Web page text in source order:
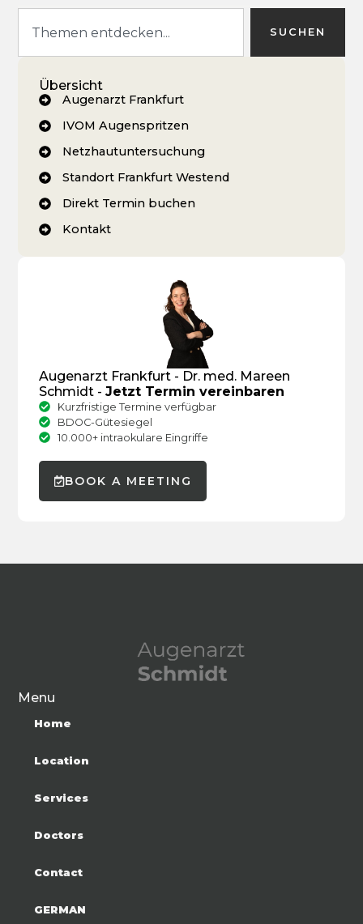
SUCHEN
Übersicht
Augenarzt Frankfurt
IVOM Augenspritzen
Netzhautuntersuchung
Standort Frankfurt Westend
Direkt Termin buchen
Kontakt
Augenarzt Frankfurt - Dr. med. Mareen
Schmidt - Jetzt Termin vereinbaren
Kurzfristige Termine verfügbar
BDOC-Gütesiegel
10.000+ intraokulare Eingriffe
BOOK A MEETING
Menu
Home
Location
Services
Doctors
Contact
GERMAN